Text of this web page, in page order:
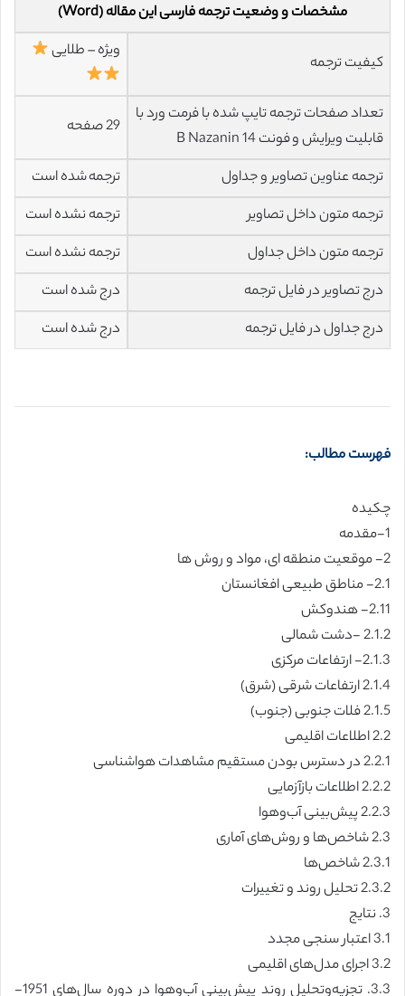
مشخصات و وضعیت ترجمه فارسی این مقاله (Word)
کیفیت ترجمه
ویژه – طلایی
تعداد صفحات ترجمه تایپ شده با فرمت ورد با
قابلیت ویرایش و فونت 14 B Nazanin
29 صفحه
ترجمه عناوین تصاویر و جداول
ترجمه شده است
ترجمه متون داخل تصاویر
ترجمه نشده است
ترجمه متون داخل جداول
ترجمه نشده است
درج تصاویر در فایل ترجمه
درج شده است
درج جداول در فایل ترجمه
درج شده است
فهرست مطالب:
چكيده
1-مقدمه
2- موقعیت منطقه ای، مواد و روش ها
2.1- مناطق طبیعی افغانستان
2.11- هندوکش
2.1.2 -دشت شمالی
2.1.3- ارتفاعات مرکزی
2.1.4 ارتفاعات شرقی (شرق)
2.1.5 فلات جنوبی (جنوب)
2.2 اطلاعات اقلیمی
2.2.1 در دسترس بودن مستقیم مشاهدات هواشناسی
2.2.2 اطلاعات بازآزمایی
2.2.3 پیش‌بینی آب‌وهوا
2.3 شاخص‌ها و روش‌های آماری
2.3.1 شاخص‌ها
2.3.2 تحلیل روند و تغییرات
3. نتایج
3.1 اعتبار سنجی مجدد
3.2 اجرای مدل‌های اقلیمی
3.3. تجزیه‌وتحلیل روند پیش‌بینی آب‌وهوا در دوره سال‌های 1951-